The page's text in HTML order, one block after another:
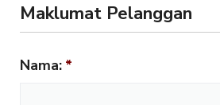
Maklumat Pelanggan
Nama: *